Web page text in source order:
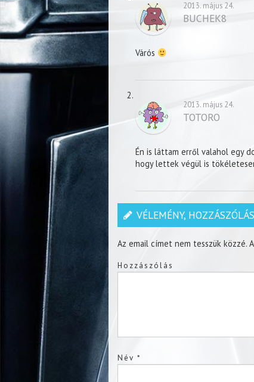
2013. május 24.
BUCHEK8
Várós
2013. május 24.
TOTORO
Én is láttam erről valahol egy
hogy lettek végül is
VÉLEMÉNY,
Az email címet nem tesszük közzé.
Hozzászólás
Név *